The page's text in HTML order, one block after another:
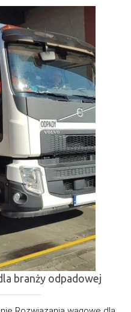
branży odpadowej